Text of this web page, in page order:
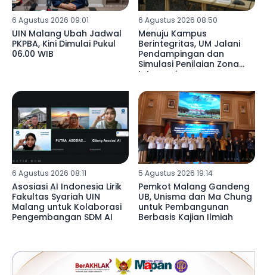
6 Agustus 2026 09:01
UIN Malang Ubah Jadwal
PKPBA, Kini Dimulai Pukul
06.00 WIB
6 Agustus 2026 08:50
Menuju Kampus
Berintegritas, UM Jalani
Pendampingan dan
Simulasi Penilaian Zona
Integrasi
6 Agustus 2026 08:11
Asosiasi AI Indonesia Lirik
Fakultas Syariah UIN
Malang untuk Kolaborasi
Pengembangan SDM AI
5 Agustus 2026 19:14
Pemkot Malang Gandeng
UB, Unisma dan Ma Chung
untuk Pembangunan
Berbasis Kajian Ilmiah